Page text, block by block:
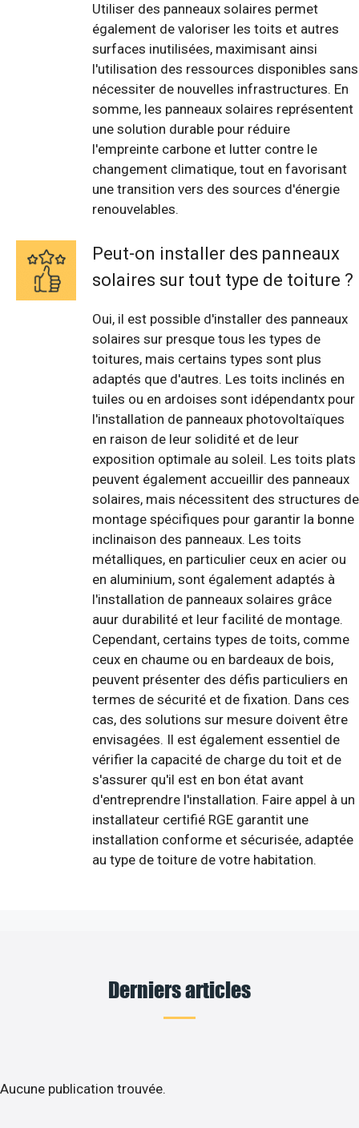
Utiliser des panneaux solaires permet
également de valoriser les toits et autres
surfaces inutilisées, maximisant ainsi
l'utilisation des ressources disponibles sans
nécessiter de nouvelles infrastructures. En
somme, les panneaux solaires représentent
une solution durable pour réduire
l'empreinte carbone et lutter contre le
changement climatique, tout en favorisant
une transition vers des sources d'énergie
renouvelables.
Peut-on installer des panneaux
solaires sur tout type de toiture ?
Oui, il est possible d'installer des panneaux
solaires sur presque tous les types de
toitures, mais certains types sont plus
adaptés que d'autres. Les toits inclinés en
tuiles ou en ardoises sont idépendantx pour
l'installation de panneaux photovoltaïques
en raison de leur solidité et de leur
exposition optimale au soleil. Les toits plats
peuvent également accueillir des panneaux
solaires, mais nécessitent des structures de
montage spécifiques pour garantir la bonne
inclinaison des panneaux. Les toits
métalliques, en particulier ceux en acier ou
en aluminium, sont également adaptés à
l'installation de panneaux solaires grâce
auur durabilité et leur facilité de montage.
Cependant, certains types de toits, comme
ceux en chaume ou en bardeaux de bois,
peuvent présenter des défis particuliers en
termes de sécurité et de fixation. Dans ces
cas, des solutions sur mesure doivent être
envisagées. Il est également essentiel de
vérifier la capacité de charge du toit et de
s'assurer qu'il est en bon état avant
d'entreprendre l'installation. Faire appel à un
installateur certifié RGE garantit une
installation conforme et sécurisée, adaptée
au type de toiture de votre habitation.
Derniers articles
Aucune publication trouvée.